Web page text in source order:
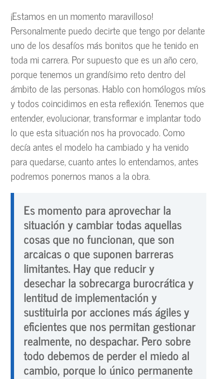
¡Estamos en un momento maravilloso!
Personalmente puedo decirte que tengo por delante
uno de los desafíos más bonitos que he tenido en
toda mi carrera. Por supuesto que es un año cero,
porque tenemos un grandísimo reto dentro del
ámbito de las personas. Hablo con homólogos míos
y todos coincidimos en esta reflexión. Tenemos que
entender, evolucionar, transformar e implantar todo
lo que esta situación nos ha provocado. Como
decía antes el modelo ha cambiado y ha venido
para quedarse, cuanto antes lo entendamos, antes
podremos ponernos manos a la obra.
Es momento para aprovechar la
situación y cambiar todas aquellas
cosas que no funcionan, que son
arcaicas o que suponen barreras
limitantes. Hay que reducir y
desechar la sobrecarga burocrática y
lentitud de implementación y
sustituirla por acciones más ágiles y
eficientes que nos permitan gestionar
realmente, no despachar. Pero sobre
todo debemos de perder el miedo al
cambio, porque lo único permanente